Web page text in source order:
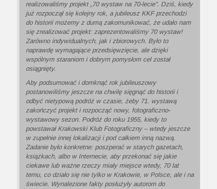
realizowaliśmy projekt „70 wystaw na 70-lecie”. Dziś, kiedy
już rozpoczął się kolejny rok, a jubileusz KKF przechodzi
do historii możemy z dumą zakomunikować, że udało nam
się zrealizować projekt: zaprezentowaliśmy 70 wystaw!
Zarówno indywidualnych, jak i zbiorowych. Było to
naprawdę wymagające przedsięwzięcie, ale dzięki
wspólnym staraniom i dobrym pomysłom cel został
osiągnięty.
Aby podsumować i domknąć rok jubileuszowy
postanowiliśmy jeszcze na chwilę sięgnąć do historii i
odbyć nietypową podróż w czasie, żeby 71. wystawą
zakończyć projekt i rozpocząć nowy, fotograficzno-
wystawowy sezon. Podróż do roku 1955, kiedy to
powstawał Krakowski Klub Fotograficzny – wtedy jeszcze
w zupełnie innej lokalizacji i pod całkiem inną nazwą.
Zadanie było konkretne: poszperać w starych gazetach,
książkach, albo w Internecie, aby przekonać się jakie
ciekawe lub ważne rzeczy miały miejsce wtedy, 70 lat
temu, co działo się nie tylko w Krakowie, w Polsce, ale i na
świecie. Wynalezione fakty posłużyły autorom do